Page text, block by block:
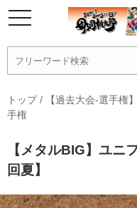
トップ/ 【過去大会-選手権
手権
【メタルBIG】ユニ
回夏】